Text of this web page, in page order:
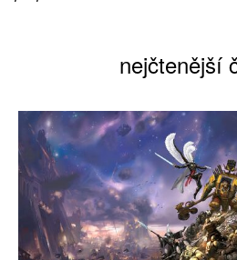
nejčtenější